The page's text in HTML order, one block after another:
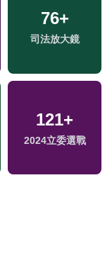
76+
司法放大鏡
121+
2024立委選戰
141+
兩岸道教文化交流專
4922+
社會